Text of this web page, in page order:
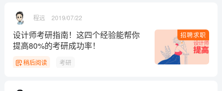
程远 2019/07/22
招聘求职
设计师考研指南！这四个经验能帮你
提高80%的考研成功率！
稍后阅读 考研